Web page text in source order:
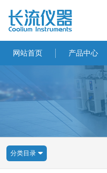
网站首页 产品中心
分类目录